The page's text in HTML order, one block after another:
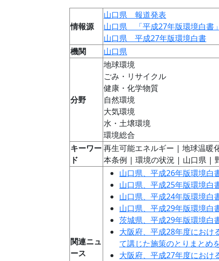
情報源
山口県 報道発表
山口県 「平成27年版環境白書
山口県 平成27年版環境白書
機関
山口県
分野
地球環境
ごみ・リサイクル
健康・化学物質
自然環境
大気環境
水・土壌環境
環境総合
キーワー
ド
再生可能エネルギー | 地球温
本条例 | 環境の状況 | 山口県 |
関連ニュ
ース
山口県、平成26年版環境白
山口県、平成25年版環境白
山口県、平成24年版環境白
山口県、平成29年版環境白
茨城県、平成29年版環境白
大阪府、平成28年度におけ
て講じた施策のとりまとめ
大阪府、平成27年度におけ